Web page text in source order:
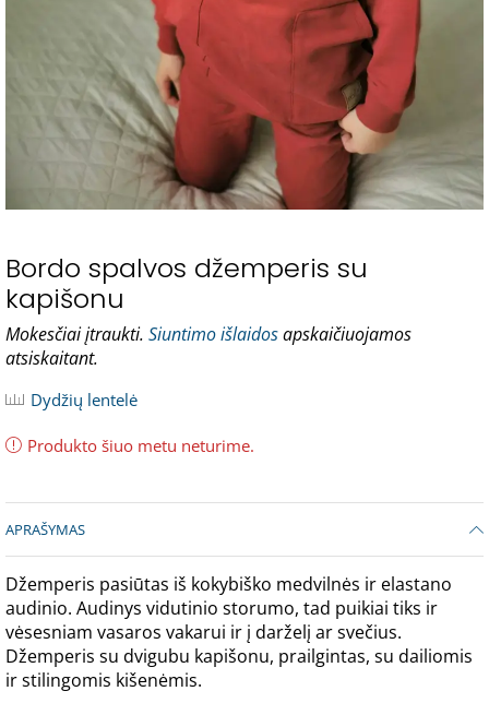
Bordo spalvos džemperis su
kapišonu
Mokesčiai įtraukti. Siuntimo išlaidosapskaičiuojamos
atsiskaitant.
Dydžių lentelė
Produkto šiuo metu neturime.
APRAŠYMAS
Džemperis pasiūtas iš kokybiško medvilnės ir elastano
audinio. Audinys vidutinio storumo, tad puikiai tiks ir
vėsesniam vasaros vakarui ir į darželį ar svečius.
Džemperis su dvigubu kapišonu, prailgintas, su dailiomis
ir stilingomis kišenėmis.